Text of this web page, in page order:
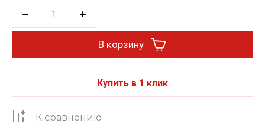
В корзину
Купить в 1 клик
К сравнению